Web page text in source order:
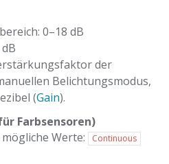
0–18 dB
der
Belichtungsmodus,
(Gain).
Farbsensoren)
Werte:
Continuous